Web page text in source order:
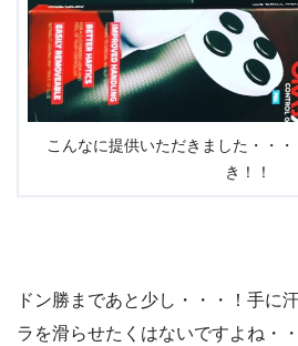
こんなに提供いただきました・・
き！！
ドン勝まであと少し・・・！手に
ラを滑らせたくはないですよね・・